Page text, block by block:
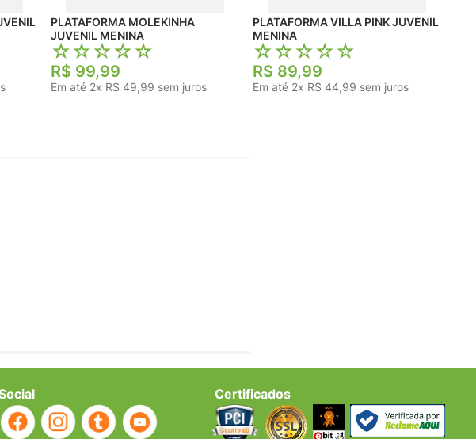
PLATAFORMA MOLEKINHA
JUVENIL MENINA
☆☆☆☆☆
R$ 99,99
Em até 2x R$ 49,99 sem juros
PLATAFORMA VILLA PINK JUVENIL
MENINA
☆☆☆☆☆
R$ 89,99
Em até 2x R$ 44,99 sem juros
Certificados